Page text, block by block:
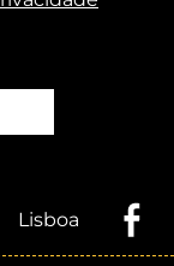
Lisboa